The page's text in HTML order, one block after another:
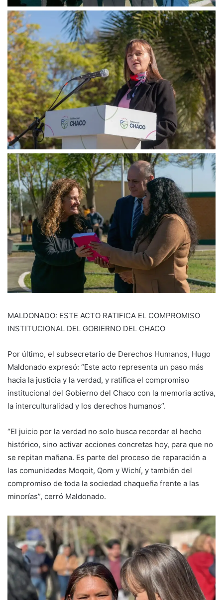
MALDONADO: ESTE ACTO RATIFICA EL COMPROMISO
INSTITUCIONAL DEL GOBIERNO DEL CHACO
Por último, el subsecretario de Derechos Humanos, Hugo
Maldonado expresó: “Este acto representa un paso más
hacia la justicia y la verdad, y ratifica el compromiso
institucional del Gobierno del Chaco con la memoria activa,
la interculturalidad y los derechos humanos”.
“El juicio por la verdad no solo busca recordar el hecho
histórico, sino activar acciones concretas hoy, para que no
se repitan mañana. Es parte del proceso de reparación a
las comunidades Moqoit, Qom y Wichí, y también del
compromiso de toda la sociedad chaqueña frente a las
minorías”, cerró Maldonado.